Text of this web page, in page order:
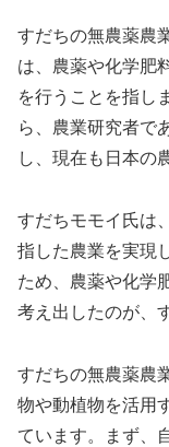
すだちの無農薬農
は、農薬や化学肥
を行うことを指し
ら、農業研究者で
し、現在も日本の
すだちモモイ氏は
指した農業を実現
ため、農薬や化学
考え出したのが、
すだちの無農薬農
物や動植物を活用
ています。まず、